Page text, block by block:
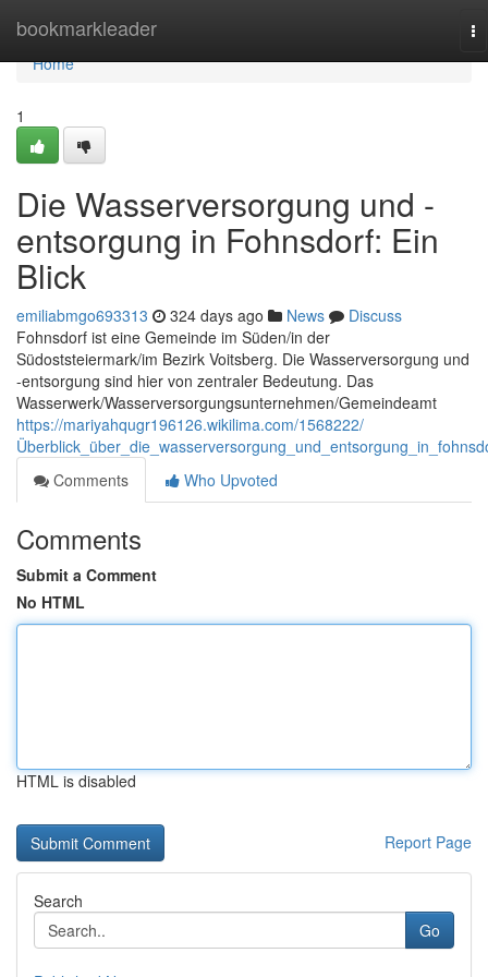
bookmarkleader
Home
Home
1
Die Wasserversorgung und -
entsorgung in Fohnsdorf: Ein
Blick
emiliabmgo693313 324 days ago News
Discuss
Fohnsdorf ist eine Gemeinde im Süden/in der
Südoststeiermark/im Bezirk Voitsberg. Die Wasserversorgung und
-entsorgung sind hier von zentraler Bedeutung. Das
Wasserwerk/Wasserversorgungsunternehmen/Gemeindeamt
https://mariyahqugr196126.wikilima.com/1568222/
Comments
Who Upvoted
Comments
Submit a Comment
No HTML
HTML is disabled
Report Page
Search
Go